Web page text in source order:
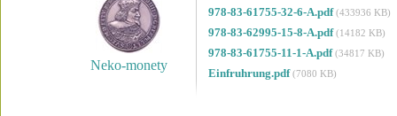
Neko-monety
978-83-61755-32-6-A.pdf(433936 KB)
978-83-62995-15-8-A.pdf(14182 KB)
978-83-61755-11-1-A.pdf(34817 KB)
Einfruhrung.pdf(7080 KB)